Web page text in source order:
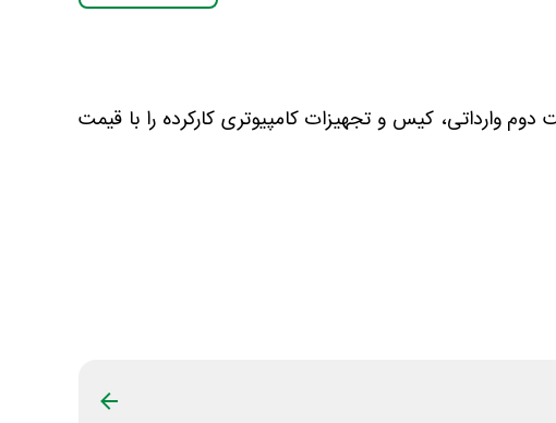
وارداتی، کیس و تجهیزات کامپیوتری کارکرده را با قیمت